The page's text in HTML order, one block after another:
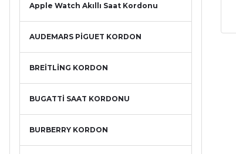
Apple Watch Akıllı Saat Kordonu
AUDEMARS PİGUET KORDON
BREİTLİNG KORDON
BUGATTİ SAAT KORDONU
BURBERRY KORDON